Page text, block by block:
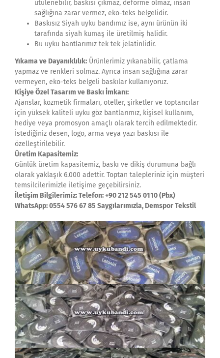
ütülenebilir, baskısı çıkmaz, deforme olmaz, insan
sağlığına zarar vermez, eko-teks belgelidir.
Baskısız Siyah uyku bandımız ise, aynı ürünün iki
tarafında siyah kumaş ile üretilmiş halidir.
Bu uyku bantlarımız tek tek jelatinlidir.
Yıkama ve Dayanıklılık: Ürünlerimiz yıkanabilir, çatlama
yapmaz ve renkleri solmaz. Ayrıca insan sağlığına zarar
vermeyen, eko-teks belgeli baskılar kullanıyoruz.
Kişiye Özel Tasarım ve Baskı İmkanı:
Ajanslar, kozmetik firmaları, oteller, şirketler ve toptancılar
için yüksek kaliteli uyku göz bantlarımız, kişisel kullanım,
hediye veya promosyon amaçlı olarak tercih edilmektedir.
İstediğiniz desen, logo, arma veya yazı baskısı ile
özelleştirilebilir.
Üretim Kapasitemiz:
Günlük üretim kapasitemiz, baskı ve dikiş durumuna bağlı
olarak yaklaşık 6.000 adettir. Toptan talepleriniz için müşteri
temsilcilerimizle iletişime geçebilirsiniz.
İletişim Bilgilerimiz: Telefon: +90 212 545 0110 (Pbx)
WhatsApp: 0554 576 67 85 Saygılarımızla, Demspor Tekstil